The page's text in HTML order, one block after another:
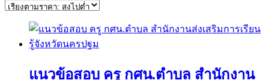
แนวข้อสอบ ครู กศน.ตําบล สํานักงาน